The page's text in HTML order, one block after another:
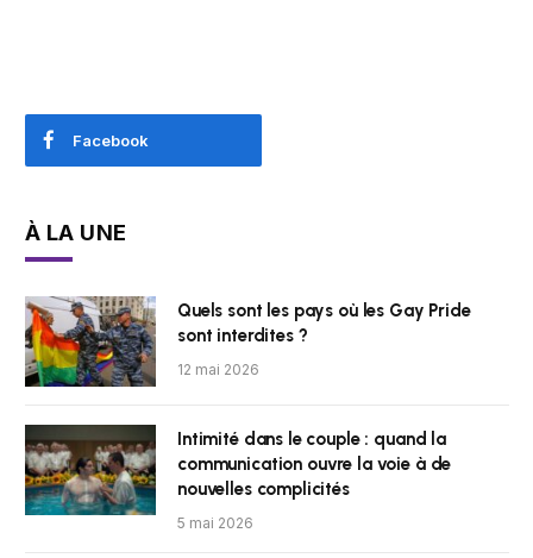
Facebook
À LA UNE
Quels sont les pays où les Gay Pride
sont interdites ?
12 mai 2026
Intimité dans le couple : quand la
communication ouvre la voie à de
nouvelles complicités
5 mai 2026